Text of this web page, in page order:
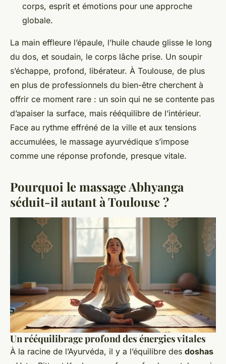
corps, esprit et émotions pour une approche
globale.
La main effleure l’épaule, l’huile chaude glisse le long
du dos, et soudain, le corps lâche prise. Un soupir
s’échappe, profond, libérateur. À Toulouse, de plus
en plus de professionnels du bien-être cherchent à
offrir ce moment rare : un soin qui ne se contente pas
d’apaiser la surface, mais rééquilibre de l’intérieur.
Face au rythme effréné de la ville et aux tensions
accumulées, le massage ayurvédique s’impose
comme une réponse profonde, presque vitale.
Pourquoi le massage Abhyanga
séduit-il autant à Toulouse ?
Un rééquilibrage profond des énergies vitales
À la racine de l’Ayurvéda, il y a l’équilibre des doshas